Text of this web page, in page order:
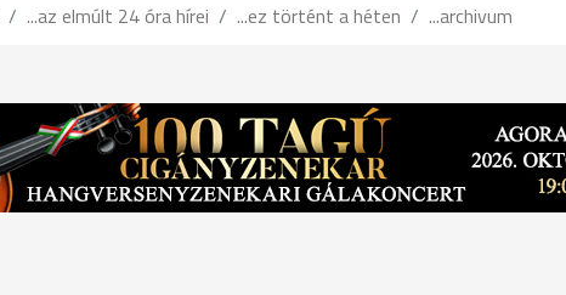
...az elmúlt 24 óra hírei ...ez történt a héten ...archivum